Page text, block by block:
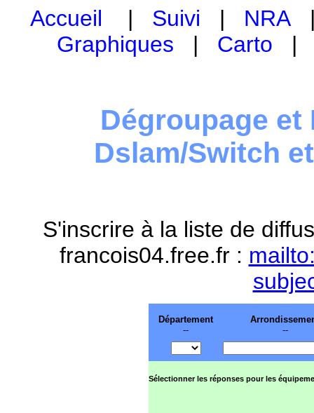
Accueil | Suivi | NRA
Graphiques | Carto
Dégroupage et
Dslam/Switch
S'inscrire à la liste de
francois04.free.fr :
Département
--
--
Sélectionner les réponses pour les